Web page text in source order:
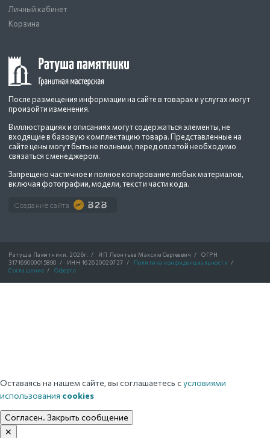
После размещения информации на сайте в товарах и услугах могут
произойти изменения.
В иллюстрациях и описаниях могут содержаться элементы, не
входящие в базовую комплектацию товара. Представленные на
сайте цены могут быть не полными, перед оплатой необходимо
связаться с менеджером.
Запрещено частичное и полное копирование любых материалов,
включая фотографии, модели, текст и части кода.
Создание сайта
Личный кабинет
Корзина
Ратуша Памятники. 2026г. / ИП Леонтьев Максим Сергеевич /
ОГРН
317169000015890 / ИНН 162620029727 / Политика конфиденциальности /
Соглашение / Оферта
Оставаясь на нашем сайте, вы соглашаетесь сусловиями
использования cookies
Согласен. Закрыть сообщение
✕